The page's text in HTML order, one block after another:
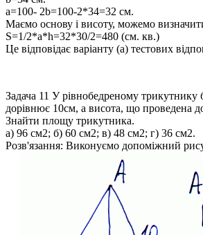
а=100- 2b=100-2*34=32 см.
Маємо основу і висоту, можемо
S=1/2*a*h=32*30/2=480 (см. кв.)
Це відповідає варіанту (а) тестових
Задача 11 У рівнобедреному трикутнику
дорівнює 10см, а висота, що проведена
Знайти площу трикутника.
а) 96 см2; б) 60 см2; в) 48 см2; г) 36 см2.
Розв'язання: Виконуємо допоміжний